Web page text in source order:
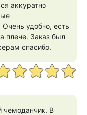
аккуратно
удобно, есть
плече. Заказ был
спасибо.
чемоданчик. В